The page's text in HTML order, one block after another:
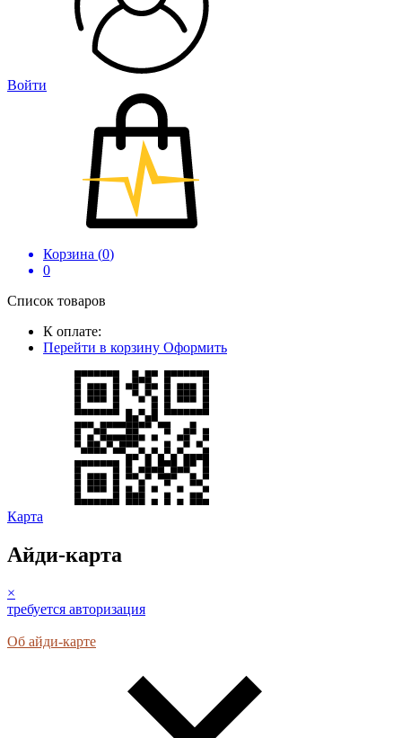
Войти
Корзина (0)
0
Список товаров
К оплате:
Перейти в корзину Оформить
Карта
Айди-карта
×
требуется авторизация
Об айди-карте